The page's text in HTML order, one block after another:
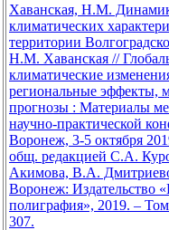
Хаванская, Н.М.
климатических
территории
Н.М. Хаванская //
климатические
региональные эффекты,
прогнозы : Материалы
научно-практической
Воронеж, 3-5 октября
общ. редакцией С.А.
Акимова, В.А.
Воронеж: Издательство
полиграфия», 2019. –
307.